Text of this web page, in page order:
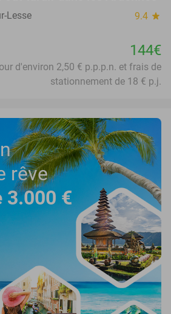
Lesse 9.4 star
144€
d'environ 2,50 € p.p.p.n. et frais de
stationnement de 18 € p.j.
rêve
3.000 €